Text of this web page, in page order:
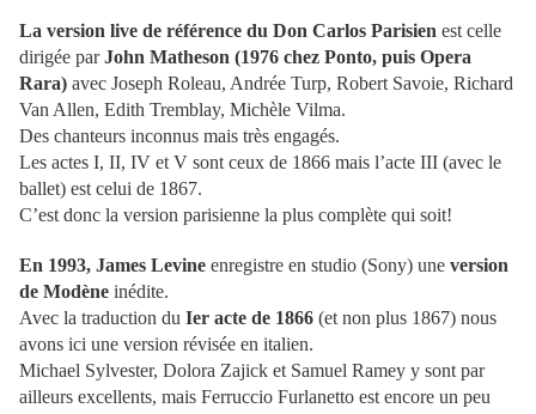
La version live de référence du Don Carlos Parisien est celle
dirigée parJohn Matheson (1976 chez Ponto, puis Opera
Rara) avec Joseph Roleau, Andrée Turp, Robert Savoie, Richard
Van Allen, Edith Tremblay, Michèle Vilma.
Des chanteurs inconnus mais très engagés.
Les actes I, II, IV et V sont ceux de 1866 mais l’acte III (avec le
ballet) est celui de 1867.
C’est donc la version parisienne la plus complète qui soit!
En 1993, James Levine enregistre en studio (Sony) une version
de Modène inédite.
Avec la traduction du Ier acte de 1866 (et non plus 1867) nous
avons ici une version révisée en italien.
Michael Sylvester, Dolora Zajick et Samuel Ramey y sont par
ailleurs excellents, mais Ferruccio Furlanetto est encore un peu